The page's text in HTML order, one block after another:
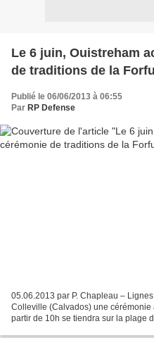
Le 6 juin, Ouistreham
de traditions de la
Publié le 06/06/2013 à 06:55
Par RP Defense
05.06.2013 par P. Chapleau –
Colleville (Calvados) une cérémonie
partir de 10h se tiendra sur la plage